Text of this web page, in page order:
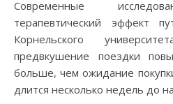
Современные
терапевтический эффект
Корнельского
предвкушение поездки
больше, чем ожидание
длится несколько недель до